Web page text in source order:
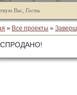
Вас Гость
» Все проекты »